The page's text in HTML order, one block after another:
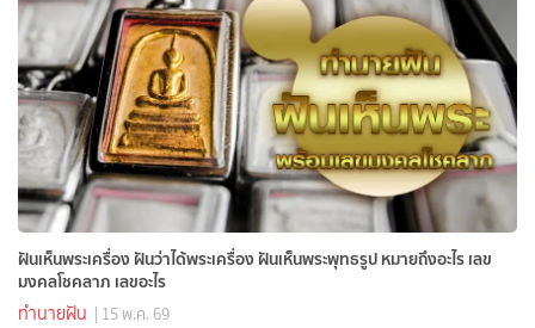
ฝันเห็นพระเครื่อง ฝันว่าได้พระเครื่อง ฝันเห็นพระพุทธรูป หมายถึงอะไร เลข
มงคลโชคลาภ เลขอะไร
ทำนายฝัน | 15 พ.ค. 69